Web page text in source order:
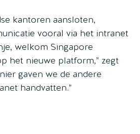
kantoren aansloten,
vooral via het intranet
welkom Singapore
het nieuwe platform,” zegt
gaven we de andere
handvatten.”